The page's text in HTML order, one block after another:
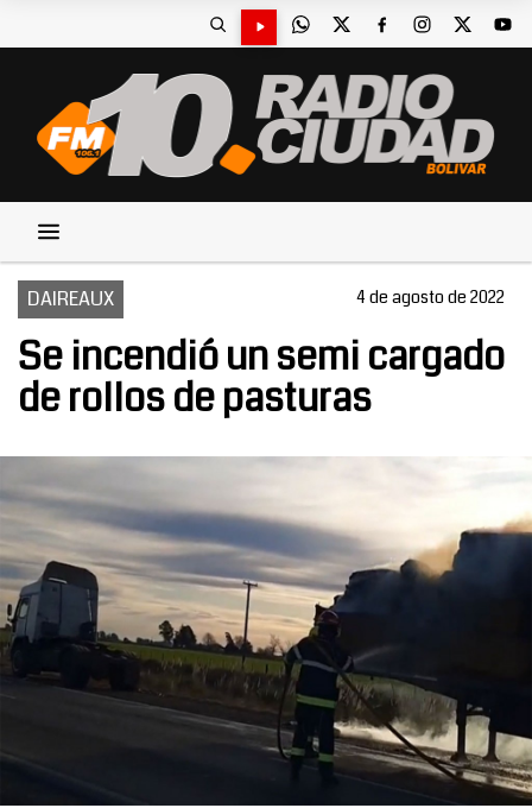
DAIREAUX 4 de agosto de 2022
Se incendió un semi cargado
de rollos de pasturas